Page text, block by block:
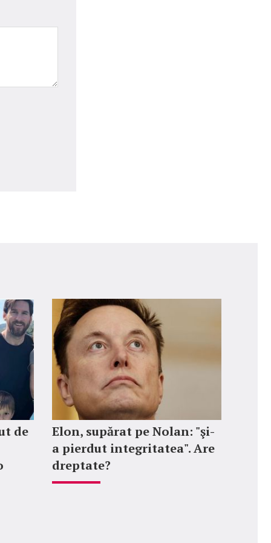
de
Elon, supărat pe Nolan: "şi-
a pierdut integritatea". Are
dreptate?